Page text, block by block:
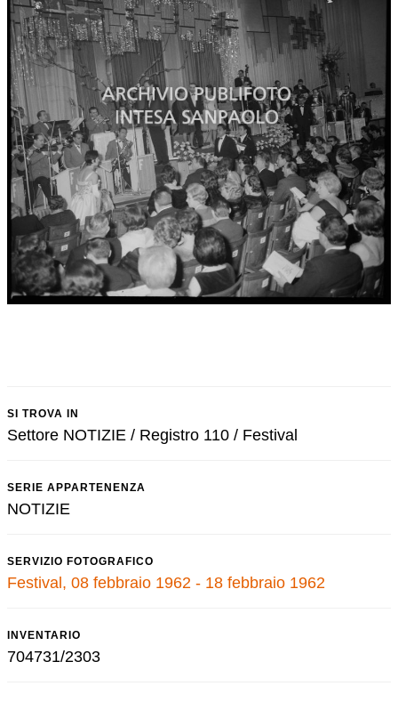
SI TROVA IN
Settore NOTIZIE / Registro 110 / Festival
SERIE APPARTENENZA
NOTIZIE
SERVIZIO FOTOGRAFICO
Festival, 08 febbraio 1962 - 18 febbraio 1962
INVENTARIO
704731/2303